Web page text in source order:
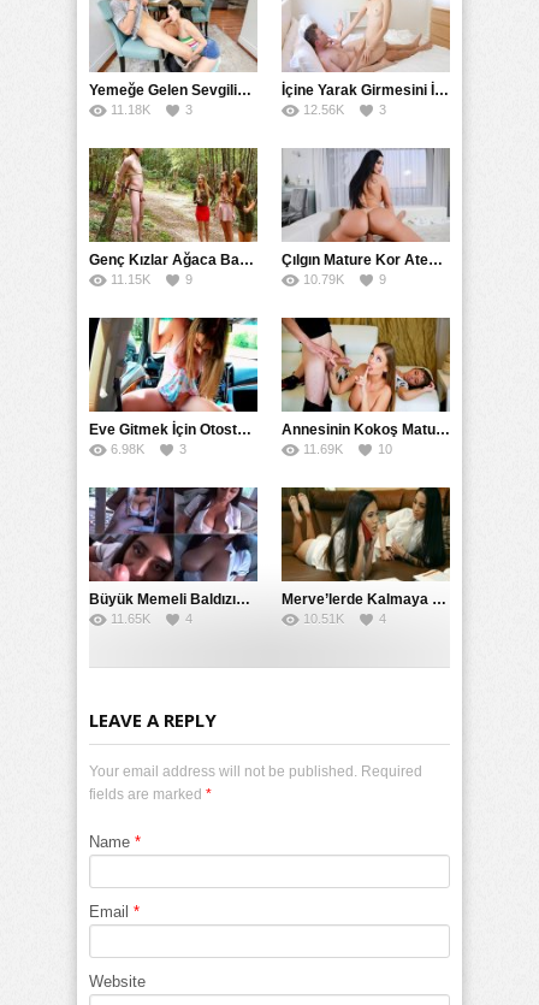
Yemeğe Gelen Sevgilisinin Arkadaşına Yarak Yedirdi
11.18K 3
İçine Yarak Girmesini İsteyince Kuzeninin Penisini Kullandı
12.56K 3
Genç Kızlar Ağaca Bağlayarak Tecavüz Etmek İstediler
11.15K 9
Çılgın Mature Kor Ateşiyle Misafirini Yakıp Eritti
10.79K 9
Eve Gitmek İçin Otostop Çeken Üniversiteli Bedelini Ödedi
6.98K 3
Annesinin Kokoş Mature Arkadaşı Tarafından Saksoya Uğradı
11.69K 10
Büyük Memeli Baldızının Takipçilerinin Çoğalması İçin Yardım Etti
11.65K 4
Merve’lerde Kalmaya Gelen Liseli Kız Fanteziyi Dibine Verdirdi
10.51K 4
LEAVE A REPLY
Your email address will not be published. Required
fields are marked *
Name *
Email *
Website